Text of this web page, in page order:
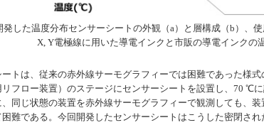
発した温度分布センサーシートの外観（a）と層構成（b）、
X, Y電極線に用いた導電インクと市販の導電インクの
トは、従来の赤外線サーモグラフィーでは困難であった様
フロー装置）のステージにセンサーシートを設置し、70
同じ状態の装置を赤外線サーモグラフィーで観測しても、
難である。今回開発したセンサーシートはこうした密閉さ